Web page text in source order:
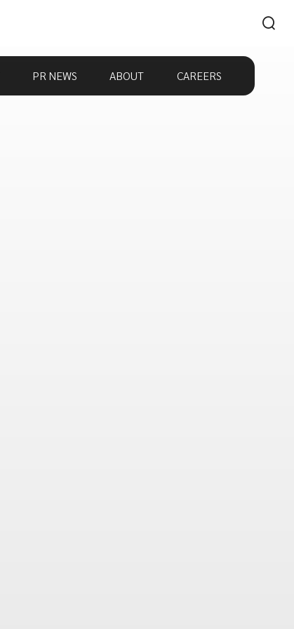
PR NEWS ABOUT CAREERS